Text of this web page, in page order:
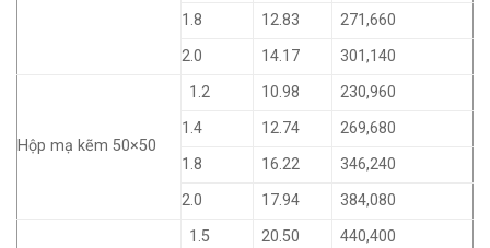
1.8
12.83
271,660
2.0
14.17 301,140
Hộp mạ kẽm 50×50
1.2 10.98
230,960
1.4
12.74
269,680
1.8
16.22
346,240
2.0
17.94
384,080
1.5
20.50 440,400